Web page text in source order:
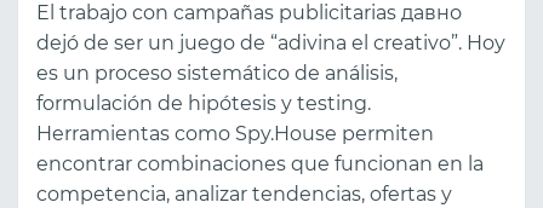
El trabajo con campañas publicitarias давно
dejó de ser un juego de “adivina el creativo”. Hoy
es un proceso sistemático de análisis,
formulación de hipótesis y testing.
Herramientas como Spy.House permiten
encontrar combinaciones que funcionan en la
competencia, analizar tendencias, ofertas y